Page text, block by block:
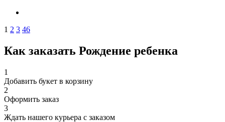
1 2 3 46
Как заказать Рождение ребенка
1
Добавить букет в корзину
2
Оформить заказ
3
Ждать нашего курьера с заказом